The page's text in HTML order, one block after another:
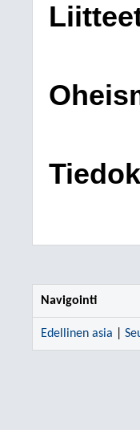
Navigointi
Edellinen asia